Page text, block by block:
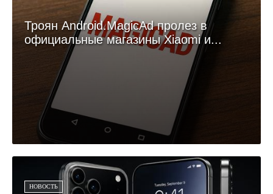
Троян Android.MagicAd пролез в
официальные магазины Xiaomi и...
НОВОСТЬ